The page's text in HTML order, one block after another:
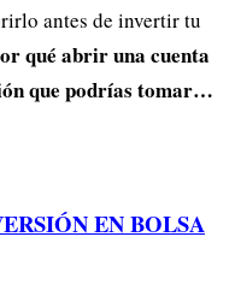
antes de invertir tu
qué abrir una cuenta
que podrías tomar…
EN BOLSA